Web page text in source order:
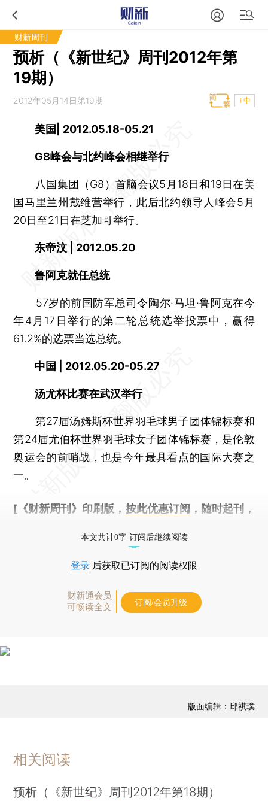
财新周刊
预析（《新世纪》周刊2012年第
19期）
2012年05月14日第19期 T中
美国| 2012.05.18-05.21
G8峰会与北约峰会相继举行
八国集团（G8）首脑会议5月18日和19日在美
国马里兰州戴维营举行，此后北约领导人峰会5月
20日至21日在芝加哥举行。
东帝汶 | 2012.05.20
鲁阿克就任总统
57岁的前国防军总司令陶尔·马坦·鲁阿克在今
年4月17日举行的第二轮总统选举投票中，赢得
61.2%的选票当选总统。
中国 | 2012.05.20-05.27
汤尤杯比赛在武汉举行
第27届汤姆斯杯世界羽毛球男子团体锦标赛和
第24届尤伯杯世界羽毛球女子团体锦标赛，是伦敦
奥运会的前哨战，也是今年最具看点的国际大赛之
一。
[《财新周刊》印刷版， 按此优惠订阅 ，随时起刊，
本文共计0字 订阅后继续阅读
登录 后获取已订阅的阅读权限
财新通会员
可畅读全文
订阅/会员升级
版面编辑：邱祺璞
相关阅读
预析（《新世纪》周刊2012年第18期）